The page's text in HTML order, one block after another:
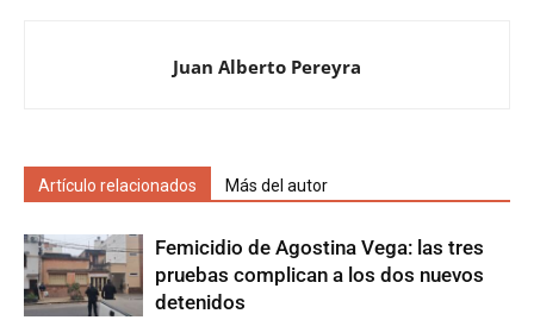
Juan Alberto Pereyra
Artículo relacionados Más del autor
Femicidio de Agostina Vega: las tres
pruebas complican a los dos nuevos
detenidos